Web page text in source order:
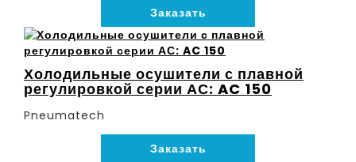
Заказать
Холодильные осушители с плавной
регулировкой серии АС: AC 150
Pneumatech
Заказать